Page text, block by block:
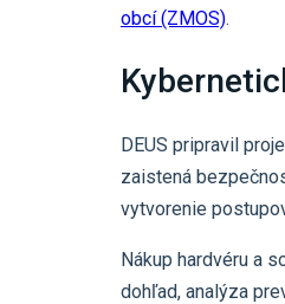
obcí (ZMOS).
DEUS pripravil
zaistená
vytvorenie
Nákup hardvéru a
dohľad, analýza